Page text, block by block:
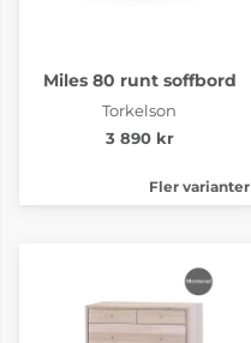
Miles 80 runt soffbord
Torkelson
3 890 kr
Fler varianter